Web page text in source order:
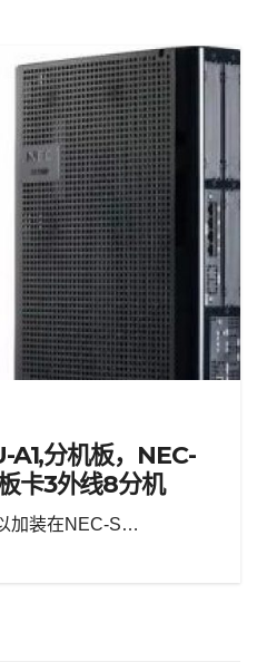
分机板，NEC-
卡3外线8分机
加装在NEC-S…